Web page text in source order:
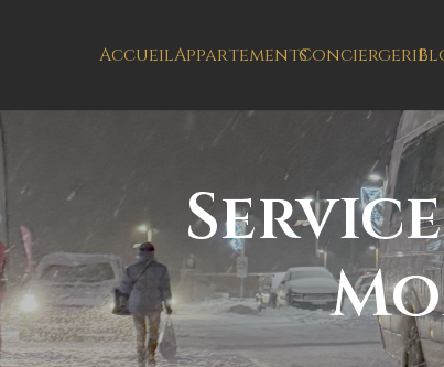
AccueilAppartementsConciergerie